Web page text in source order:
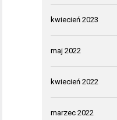
kwiecień 2023
maj 2022
kwiecień 2022
marzec 2022